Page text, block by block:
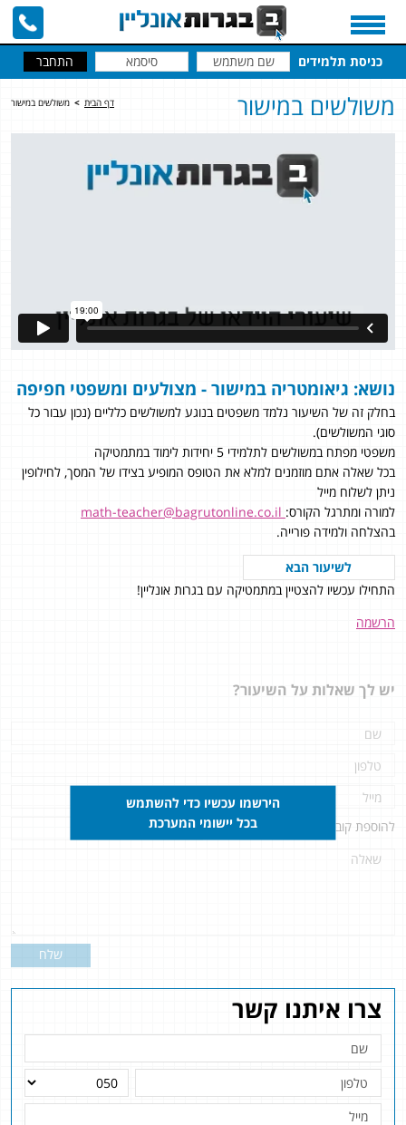
כניסת תלמידים
צרו איתנו קשר
דף הבית > משולשים במישור משולשים במישור
נושא: גיאומטריה במישור - מצולעים ומשפטי חפיפה
בחלק זה של השיעור נלמד משפטים בנוגע למשולשים כלליים (נכון עבור כל
סוגי המשולשים).
משפטי מפתח במשולשים לתלמידי 5 יחידות לימוד במתמטיקה
בכל שאלה אתם מוזמנים למלא את הטופס המופיע בצידו של המסך, לחילופין
ניתן לשלוח מייל
למורה ומתרגל הקורס:
בהצלחה ולמידה פורייה.
לשיעור הבא
התחילו עכשיו להצטיין במתמטיקה עם בגרות אונליין!
הרשמה
יש לך שאלות על השיעור?
להוספת קובץ
שלח
הירשמו עכשיו כדי להשתמש
בכל יישומי המערכת